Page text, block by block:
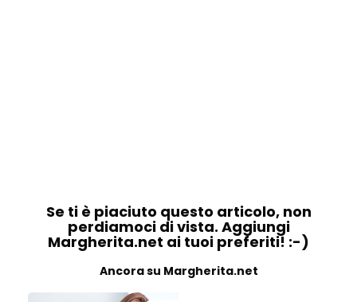
Se ti è piaciuto questo articolo, non
perdiamoci di vista. Aggiungi
Margherita.net ai tuoi preferiti! :-)
Ancora su Margherita.net